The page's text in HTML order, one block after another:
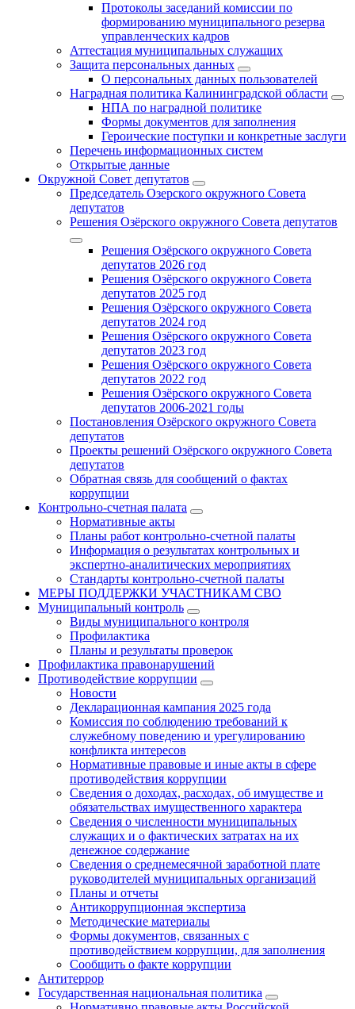
Протоколы заседаний комиссии по
формированию муниципального резерва
управленческих кадров
Аттестация муниципальных служащих
Защита персональных данных
О персональных данных пользователей
Наградная политика Калининградской области
НПА по наградной политике
Формы документов для заполнения
Героические поступки и конкретные заслуги
Перечень информационных систем
Открытые данные
Окружной Совет депутатов
Председатель Озерского окружного Совета
депутатов
Решения Озёрского окружного Совета депутатов
Решения Озёрского окружного Совета
депутатов 2026 год
Решения Озёрского окружного Совета
депутатов 2025 год
Решения Озёрского окружного Совета
депутатов 2024 год
Решения Озёрского окружного Совета
депутатов 2023 год
Решения Озёрского окружного Совета
депутатов 2022 год
Решения Озёрского окружного Совета
депутатов 2006-2021 годы
Постановления Озёрского окружного Совета
депутатов
Проекты решений Озёрского окружного Совета
депутатов
Обратная связь для сообщений о фактах
коррупции
Контрольно-счетная палата
Нормативные акты
Планы работ контрольно-счетной палаты
Информация о результатах контрольных и
экспертно-аналитических мероприятиях
Стандарты контрольно-счетной палаты
МЕРЫ ПОДДЕРЖКИ УЧАСТНИКАМ СВО
Муниципальный контроль
Виды муниципального контроля
Профилактика
Планы и результаты проверок
Профилактика правонарушений
Противодействие коррупции
Новости
Декларационная кампания 2025 года
Комиссия по соблюдению требований к
служебному поведению и урегулированию
конфликта интересов
Нормативные правовые и иные акты в сфере
противодействия коррупции
Сведения о доходах, расходах, об имуществе и
обязательствах имущественного характера
Сведения о численности муниципальных
служащих и о фактических затратах на их
денежное содержание
Сведения о среднемесячной заработной плате
руководителей муниципальных организаций
Планы и отчеты
Антикоррупционная экспертиза
Методические материалы
Формы документов, связанных с
противодействием коррупции, для заполнения
Сообщить о факте коррупции
Антитеррор
Государственная национальная политика